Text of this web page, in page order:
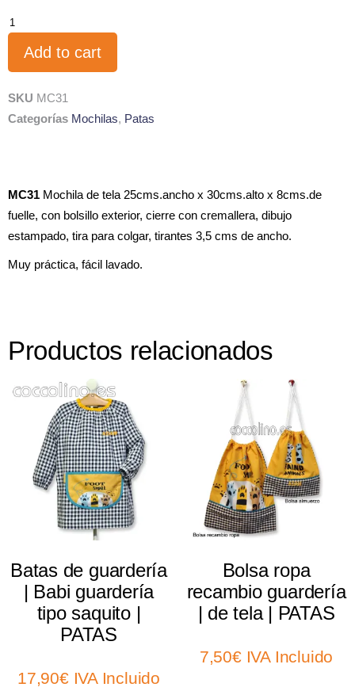
Add to cart
SKU MC31
Categorías Mochilas, Patas
MC31 Mochila de tela 25cms.ancho x 30cms.alto x 8cms.de
fuelle, con bolsillo exterior, cierre con cremallera, dibujo
estampado, tira para colgar, tirantes 3,5 cms de ancho.
Muy práctica, fácil lavado.
Productos relacionados
Select options
Batas de guardería
| Babi guardería
tipo saquito |
PATAS
17,90€ IVA Incluido
Select options
Bolsa ropa
recambio guardería
| de tela | PATAS
7,50€ IVA Incluido